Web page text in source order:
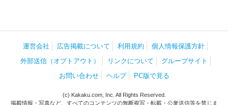
運営会社 広告掲載について 利用規約
個人情報保護方針
外部送信（オプトアウト）
リンクについて
グループサイト
お問い合わせ
ヘルプ PC版で見る
(c) Kakaku.com, Inc. All Rights Reserved.
掲載情報・写真など、すべてのコンテンツの無断複写・転載・公衆送信等を禁じま